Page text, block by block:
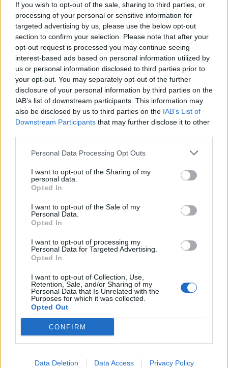
If you wish to opt-out of the sale, sharing to third parties, or
processing of your personal or sensitive information for
targeted advertising by us, please use the below opt-out
section to confirm your selection. Please note that after your
opt-out request is processed you may continue seeing
interest-based ads based on personal information utilized by
us or personal information disclosed to third parties prior to
your opt-out. You may separately opt-out of the further
disclosure of your personal information by third parties on the
IAB’s list of downstream participants. This information may
also be disclosed by us to third parties on the IAB’s List of
Downstream Participants that may further disclose it to other
Personal Data Processing Opt Outs
I want to opt-out of the Sharing of my
personal data.
Opted In
I want to opt-out of the Sale of my
Personal Data.
Opted In
I want to opt-out of processing my
Personal Data for Targeted Advertising.
Opted In
I want to opt-out of Collection, Use,
Retention, Sale, and/or Sharing of my
Personal Data that Is Unrelated with the
Purposes for which it was collected.
Opted Out
CONFIRM
Data Deletion Data Access Privacy Policy
🔥 Trending